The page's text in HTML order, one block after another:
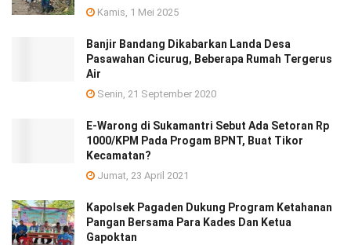
Kamis, 1 Mei 2025
Banjir Bandang Dikabarkan Landa Desa
Pasawahan Cicurug, Beberapa Rumah Tergerus
Air
Senin, 21 September 2020
E-Warong di Sukamantri Sebut Ada Setoran Rp
1000/KPM Pada Progam BPNT, Buat Tikor
Kecamatan?
Jumat, 23 April 2021
Kapolsek Pagaden Dukung Program Ketahanan
Pangan Bersama Para Kades Dan Ketua
Gapoktan